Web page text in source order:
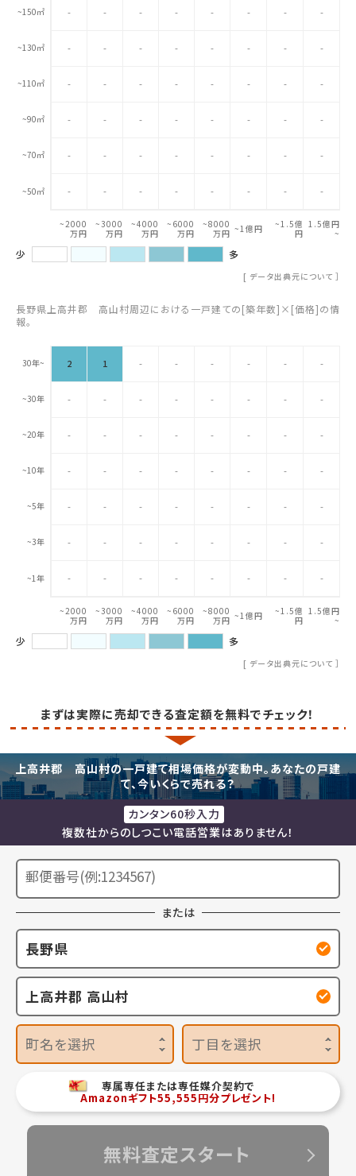
~150㎡ - - - - - - - -
~130㎡ - - - - - - - -
~110㎡ - - - - - - - -
~90㎡ - - - - - - - -
~70㎡ - - - - - - - -
~50㎡ - - - - - - - -
~2000
万円
~3000
万円
~4000
万円
~6000
万円
~8000
万円 ~1億円
~1.5億
円
1.5億円
~
少 多
[ データ出典元について ］
長野県上高井郡 高山村周辺における一戸建ての[築年数]×[価格]の情
報。
30年~ 2 1 - - - - - -
~30年 - - - - - - - -
~20年 - - - - - - - -
~10年 - - - - - - - -
~5年 - - - - - - - -
~3年 - - - - - - - -
~1年 - - - - - - - -
~2000
万円
~3000
万円
~4000
万円
~6000
万円
~8000
万円 ~1億円
~1.5億
円
1.5億円
~
少 多
[ データ出典元について ］
まずは実際に売却できる査定額を無料でチェック！
上高井郡 高山村の一戸建て相場価格が変動中。あなたの戸建
て、今いくらで売れる？
カンタン60秒入力
複数社からのしつこい電話営業はありません！
または
長野県
上高井郡 高山村
町名を選択 丁目を選択
専属専任または専任媒介契約で
Amazonギフト55,555円分プレゼント!
無料査定スタート